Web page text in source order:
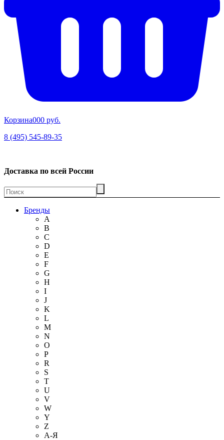
Корзина000 руб.
8 (495) 545-89-35
Доставка по всей России
Бренды
A
B
C
D
E
F
G
H
I
J
K
L
M
N
O
P
R
S
T
U
V
W
Y
Z
А-Я